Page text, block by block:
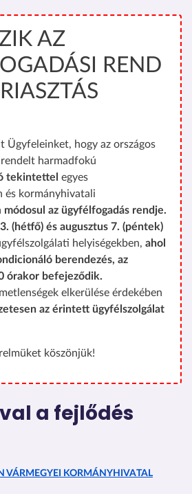
AZ
REND
Ügyfeleinket, hogy az országos
harmadfokú
tekintettel egyes
és kormányhivatali
módosul az ügyfélfogadás rendje.
(hétfő) és augusztus 7. (péntek)
helyiségekben, ahol
berendezés, az
órakor befejeződik.
elkerülése érdekében
az érintett ügyfélszolgálat
köszönjük!
a fejlődés
VÁRMEGYEI KORMÁNYHIVATAL